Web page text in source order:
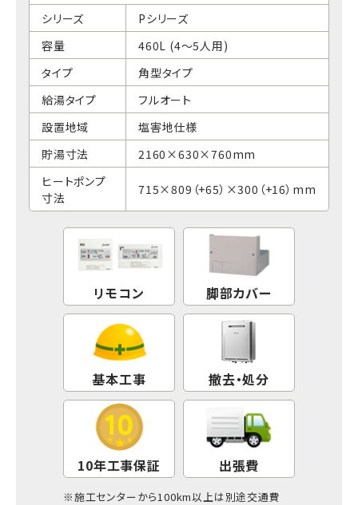
シリーズ
Pシリーズ
容量
460L (4～5人用)
タイプ
角型タイプ
給湯タイプ
フルオート
設置地域
塩害地仕様
貯湯寸法
2160×630×760mm
ヒートポンプ
寸法
715×809（+65）×300（+16）mm
リモコン 脚部カバー
基本工事 撤去・処分
10年工事保証 出張費
※施工センターから100km以上は別途交通費